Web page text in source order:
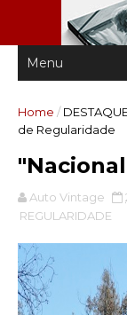
Home /
de Regularidade
Auto Vintage
REGULARIDADE